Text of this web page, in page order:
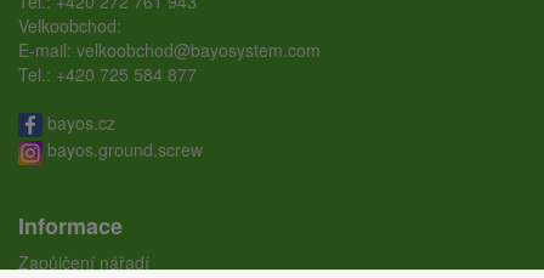
Velkoobchod:
E-mail: velkoobchod@bayosystem.com
Tel.: +420 725 584 877
bayos.cz
bayos.ground.screw
Informace
Zapůjčení nářadí